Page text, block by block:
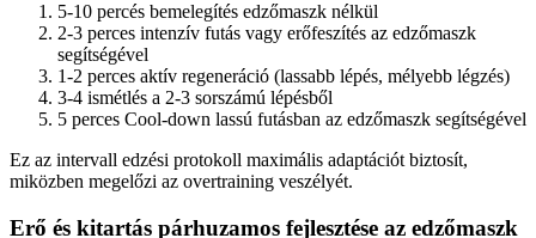
5-10 percés bemelegítés edzőmaszk nélkül
2-3 perces intenzív futás vagy erőfeszítés az edzőmaszk
segítségével
1-2 perces aktív regeneráció (lassabb lépés, mélyebb légzés)
3-4 ismétlés a 2-3 sorszámú lépésből
5 perces Cool-down lassú futásban az edzőmaszk segítségével
Ez az intervall edzési protokoll maximális adaptációt biztosít,
miközben megelőzi az overtraining veszélyét.
Erő és kitartás párhuzamos fejlesztése az edzőmaszk